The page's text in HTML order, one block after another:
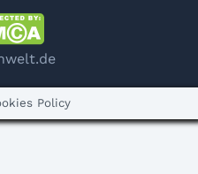
Policy